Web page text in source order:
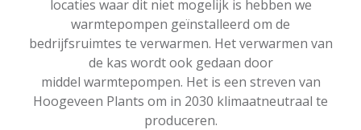
locaties waar dit niet mogelijk is hebben we
warmtepompen geïnstalleerd om de
bedrijfsruimtes te verwarmen. Het verwarmen van
de kas wordt ook gedaan door
middel warmtepompen. Het is een streven van
Hoogeveen Plants om in 2030 klimaatneutraal te
produceren.